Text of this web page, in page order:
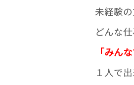
未経験
どんな
「みん
１人で